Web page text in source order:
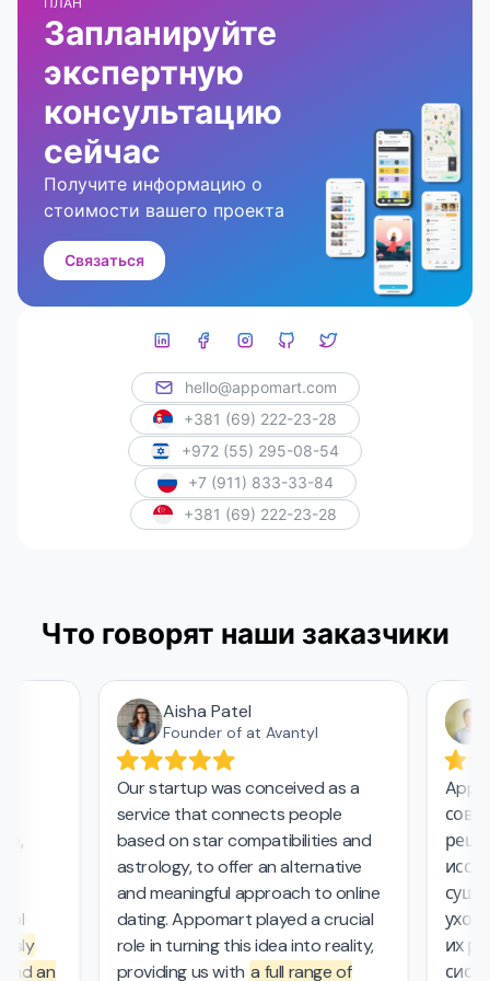
Запланируйте
экспертную
консультацию
сейчас
Получите информацию о
стоимости вашего проекта
Связаться
hello@appomart.com
+381 (69) 222-23-28
+972 (55) 295-08-54
+7 (911) 833-33-84
+381 (69) 222-23-28
Что говорят наши заказчики
an
Aisha Patel
Founder of at Avantyl
Our startup was conceived as a
service that connects people
based on star compatibilities and
astrology, to offer an alternative
and meaningful approach to online
dating. Appomart played a crucial
role in turning this idea into reality,
providing us witha full range of
их